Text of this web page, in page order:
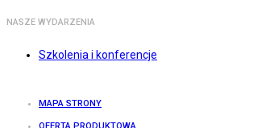
NASZE WYDARZENIA
Szkolenia i konferencje
MAPA STRONY